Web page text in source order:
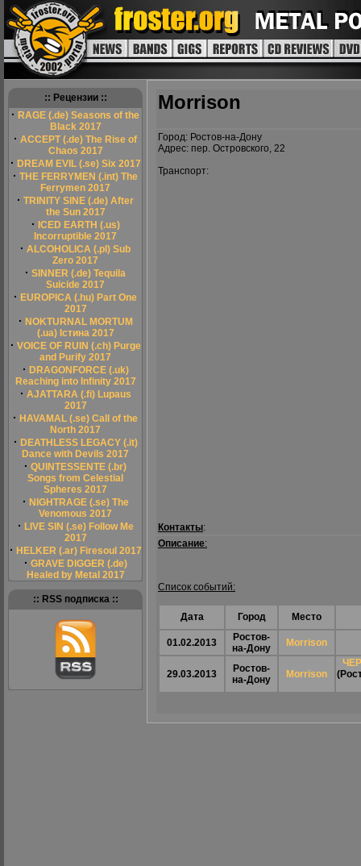
:: Рецензии ::
· RAGE (.de) Seasons of the
Black 2017
· ACCEPT (.de) The Rise of
Chaos 2017
· DREAM EVIL (.se) Six 2017
· THE FERRYMEN (.int) The
Ferrymen 2017
· TRINITY SINE (.de) After
the Sun 2017
· ICED EARTH (.us)
Incorruptible 2017
· ALCOHOLICA (.pl) Sub
Zero 2017
· SINNER (.de) Tequila
Suicide 2017
· EUROPICA (.hu) Part One
2017
· NOKTURNAL MORTUM
(.ua) Істина 2017
· VOICE OF RUIN (.ch) Purge
and Purify 2017
· DRAGONFORCE (.uk)
Reaching into Infinity 2017
· AJATTARA (.fi) Lupaus
2017
· HAVAMAL (.se) Call of the
North 2017
· DEATHLESS LEGACY (.it)
Dance with Devils 2017
· QUINTESSENTE (.br)
Songs from Celestial
Spheres 2017
· NIGHTRAGE (.se) The
Venomous 2017
· LIVE SIN (.se) Follow Me
2017
· HELKER (.ar) Firesoul 2017
· GRAVE DIGGER (.de)
Healed by Metal 2017
:: RSS подписка ::
Morrison
Город: Ростов-на-Дону
Адрес: пер. Островского, 22
Транспорт:
Контакты:
Описание:
Список событий:
Дата Город Место
01.02.2013
Ростов-
на-Дону
Morrison
29.03.2013
Ростов-
на-Дону
Morrison